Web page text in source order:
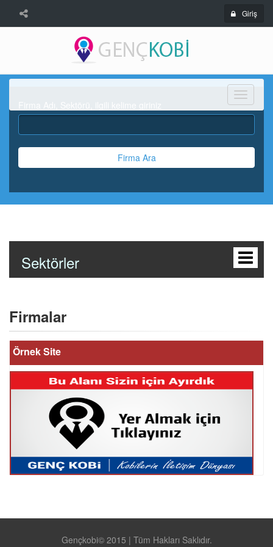
Giriş
Menü
Firma Ara
Sektörler
Firmalar
Örnek Site
Gençkobi© 2015 | Tüm Hakları Saklıdır.